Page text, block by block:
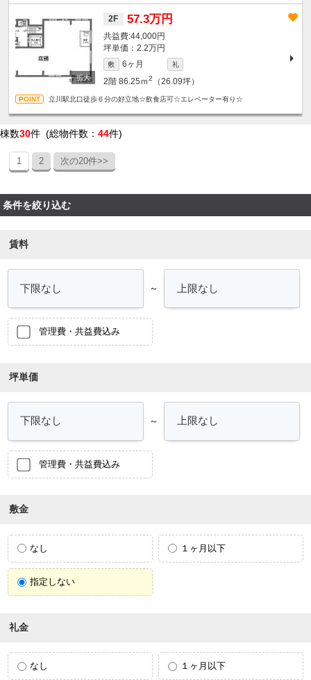
2F 57.3万円
44,000円
坪単価：2.2万円
敷 6ヶ月 礼
2階 86.25ｍ2 （26.09坪）
立川駅北口徒歩６分の好立地☆飲食店可☆エレベーター有り☆
棟数30件 (総物件数： 44件)
1 2 次の20件>>
条件を絞り込む
賃料
～
管理費・共益費込み
坪単価
～
管理費・共益費込み
敷金
なし １ヶ月以下
指定しない
礼金
なし １ヶ月以下